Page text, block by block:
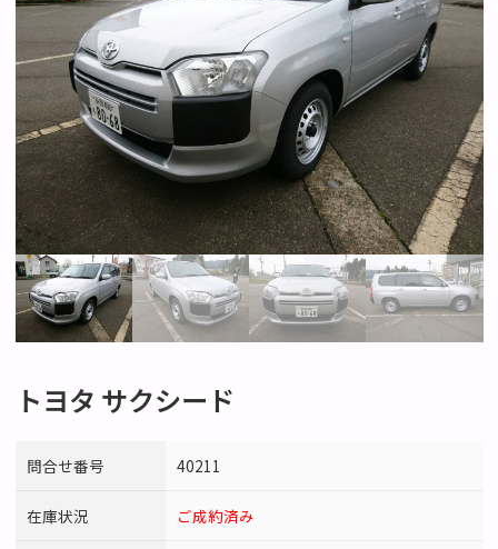
トヨタ サクシード
問合せ番号 40211
在庫状況 ご成約済み